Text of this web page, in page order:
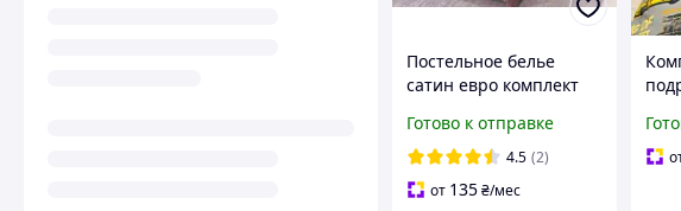
Постельное белье
сатин евро комплект
страйп сатин простынь
на резинке наволочки
50х70 пудра
Готово к отправке
4.5 (2)
от 135₴/мес